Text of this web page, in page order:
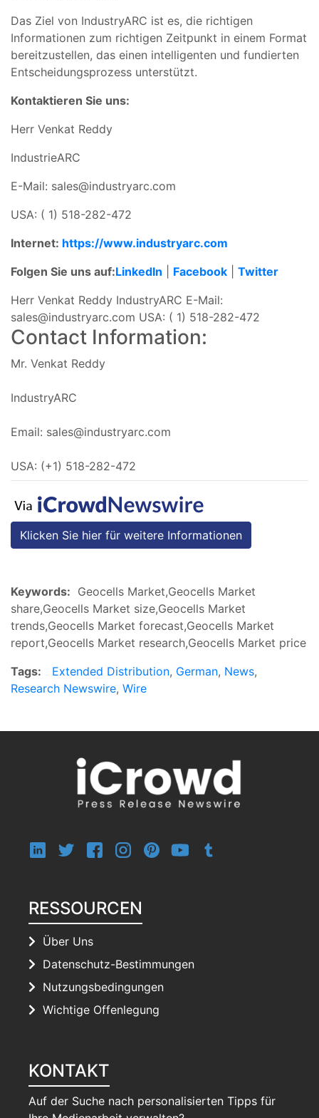
Das Ziel von IndustryARC ist es, die richtigen
Informationen zum richtigen Zeitpunkt in einem Format
bereitzustellen, das einen intelligenten und fundierten
Entscheidungsprozess unterstützt.
Kontaktieren Sie uns:
Herr Venkat Reddy
IndustrieARC
E-Mail: sales@industryarc.com
USA: ( 1) 518-282-472
Internet: https://www.industryarc.com
Folgen Sie uns auf:LinkedIn Facebook
Twitter
Herr Venkat Reddy IndustryARC E-Mail:
sales@industryarc.com USA: ( 1) 518-282-472
Contact Information:
Mr. Venkat Reddy
IndustryARC
Email: sales@industryarc.com
USA: (+1) 518-282-472
Klicken Sie hier für weitere Informationen
Keywords: Geocells Market,Geocells Market
share,Geocells Market size,Geocells Market
trends,Geocells Market forecast,Geocells Market
report,Geocells Market research,Geocells Market price
Tags:
Extended Distribution, German, News,
Research Newswire, Wire
RESSOURCEN
Über Uns
Datenschutz-Bestimmungen
Nutzungsbedingungen
Wichtige Offenlegung
KONTAKT
Auf der Suche nach personalisierten Tipps für